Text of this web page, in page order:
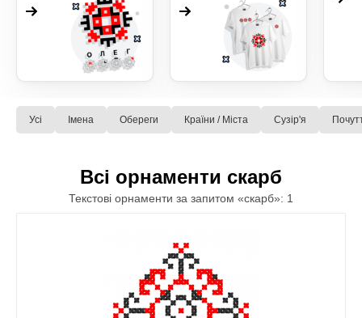
Усі Імена Обереги Країни / Міста Сузiр'я
Всі орнаменти скарб
Текстові орнаменти за запитом «скарб»: 1